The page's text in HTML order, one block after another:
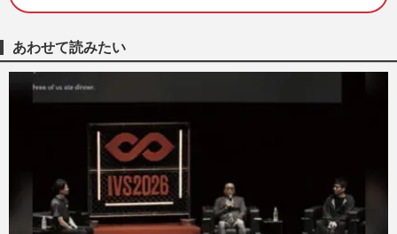
グ》日曜劇場『リブート』が見事首位！
『冬のなんかさ』を抑えたワー…
《NHK朝ドラ「途中で見るのやめた」ラ
ンキング》RADWIMPS主題歌の『あんぱ
ん』『ちむどんどん』を抑えたワ…
週刊女性2026年5月12日・19日号 2026/5/5
あわせて読みたい